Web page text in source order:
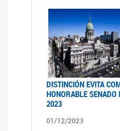
DISTINCIÓN EVITA
HONORABLE SENADO
2023
01/12/2023